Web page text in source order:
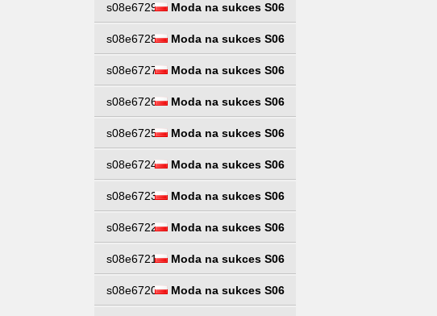
s08e6729 Moda na sukces S06
s08e6728 Moda na sukces S06
s08e6727 Moda na sukces S06
s08e6726 Moda na sukces S06
s08e6725 Moda na sukces S06
s08e6724 Moda na sukces S06
s08e6723 Moda na sukces S06
s08e6722 Moda na sukces S06
s08e6721 Moda na sukces S06
s08e6720 Moda na sukces S06